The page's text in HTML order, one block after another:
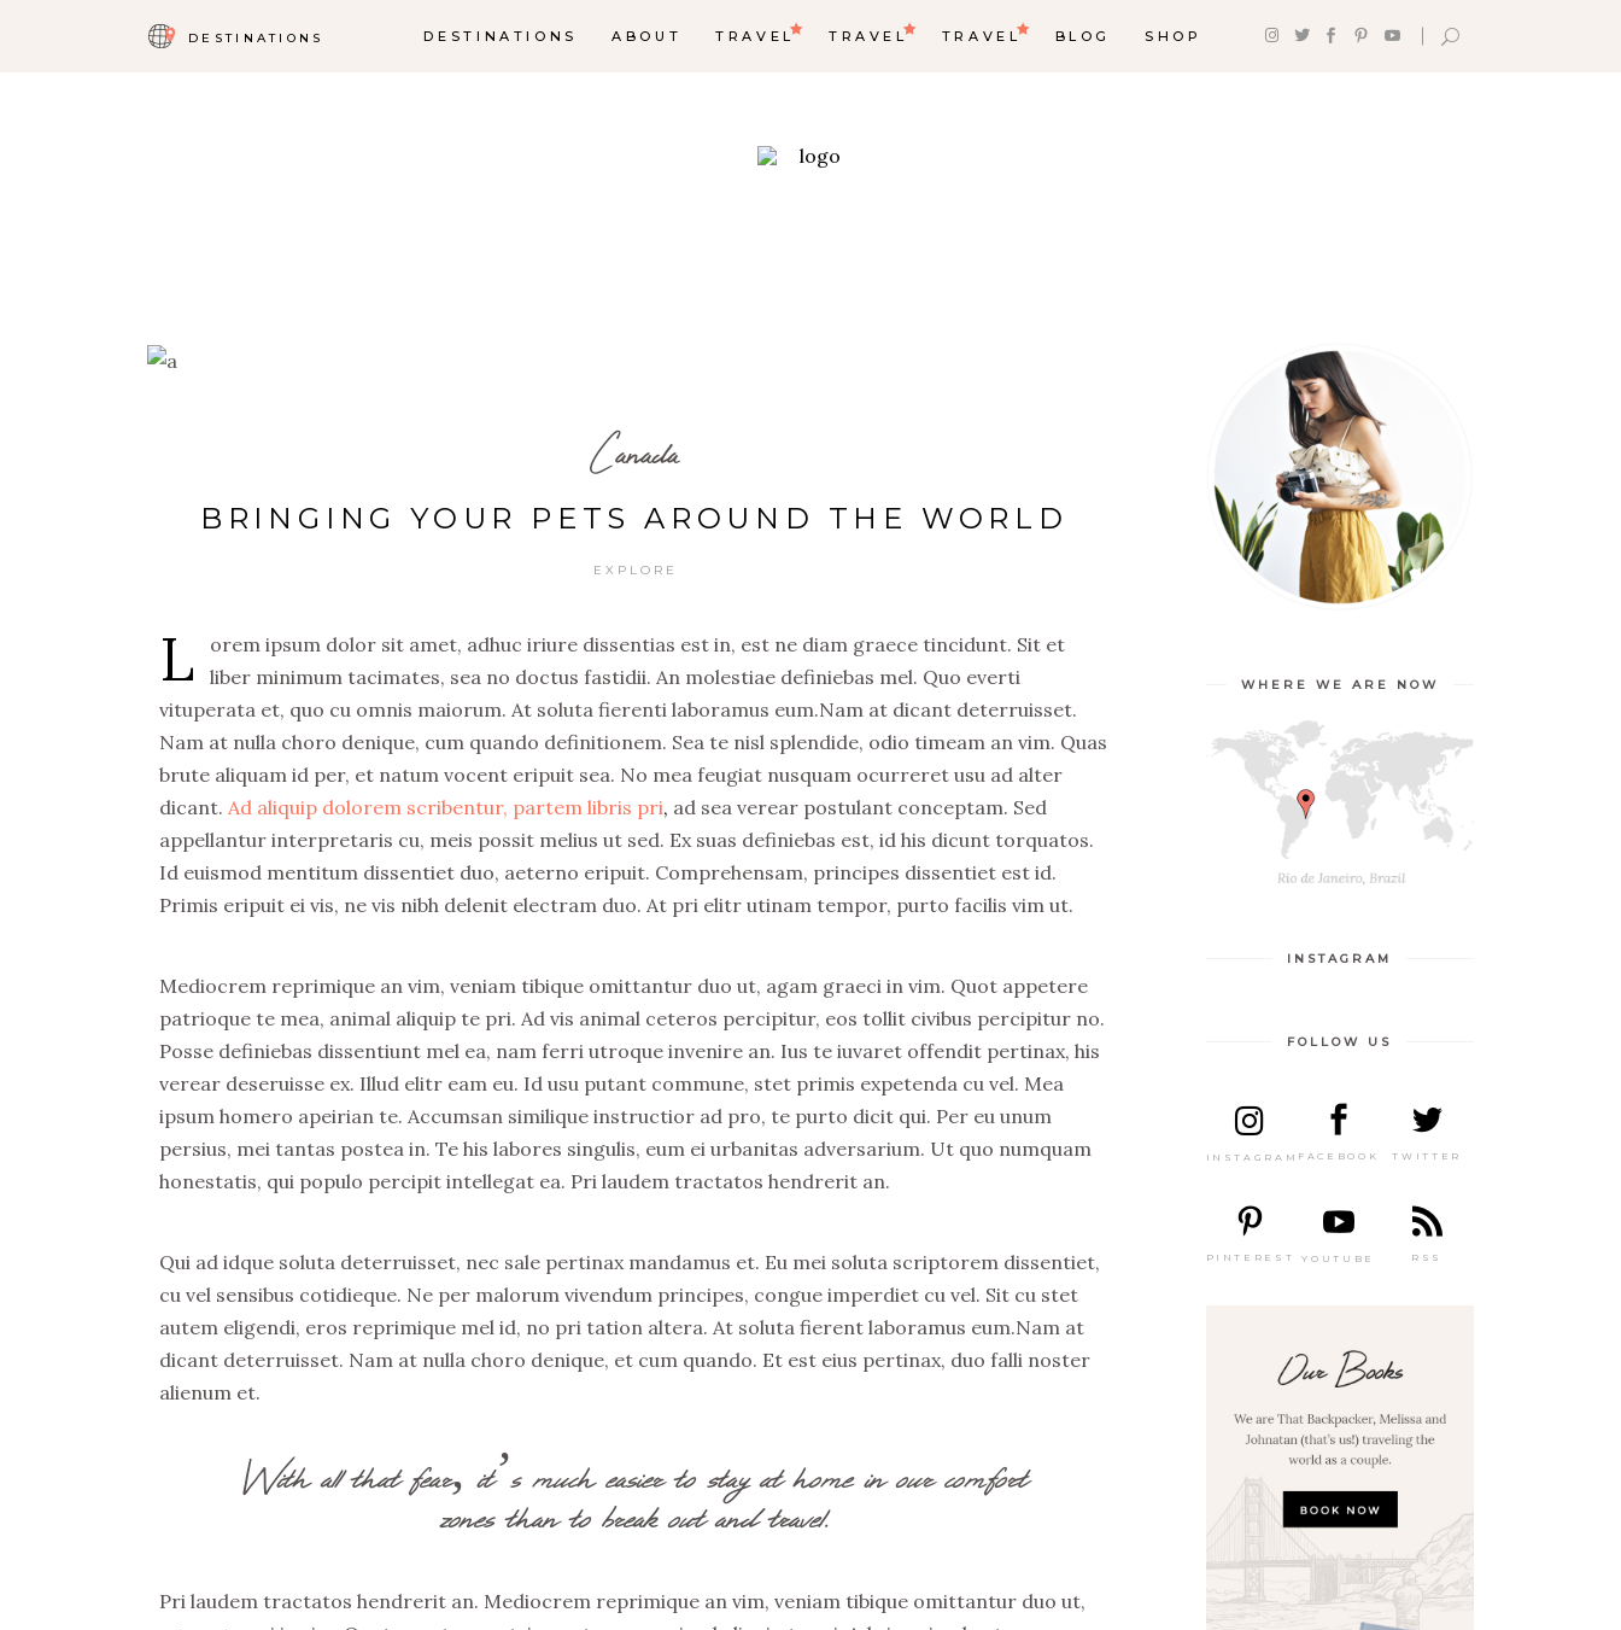
DESTINATIONS DESTINATIONS ABOUT TRAVEL TRAVEL TRAVEL BLOG SHOP
Canada
BRINGING YOUR PETS AROUND THE WORLD
EXPLORE
L
orem ipsum dolor sit amet, adhuc iriure dissentias est in, est ne diam graece tincidunt. Sit et
liber minimum tacimates, sea no doctus fastidii. An molestiae definiebas mel. Quo everti
vituperata et, quo cu omnis maiorum. At soluta fierenti laboramus eum.Nam at dicant deterruisset.
Nam at nulla choro denique, cum quando definitionem. Sea te nisl splendide, odio timeam an vim. Quas
brute aliquam id per, et natum vocent eripuit sea. No mea feugiat nusquam ocurreret usu ad alter
dicant. Ad aliquip dolorem scribentur, partem libris pri, ad sea verear postulant conceptam. Sed
appellantur interpretaris cu, meis possit melius ut sed. Ex suas definiebas est, id his dicunt torquatos.
Id euismod mentitum dissentiet duo, aeterno eripuit. Comprehensam, principes dissentiet est id.
Primis eripuit ei vis, ne vis nibh delenit electram duo. At pri elitr utinam tempor, purto facilis vim ut.
Mediocrem reprimique an vim, veniam tibique omittantur duo ut, agam graeci in vim. Quot appetere
patrioque te mea, animal aliquip te pri. Ad vis animal ceteros percipitur, eos tollit civibus percipitur no.
Posse definiebas dissentiunt mel ea, nam ferri utroque invenire an. Ius te iuvaret offendit pertinax, his
verear deseruisse ex. Illud elitr eam eu. Id usu putant commune, stet primis expetenda cu vel. Mea
ipsum homero apeirian te. Accumsan similique instructior ad pro, te purto dicit qui. Per eu unum
persius, mei tantas postea in. Te his labores singulis, eum ei urbanitas adversarium. Ut quo numquam
honestatis, qui populo percipit intellegat ea. Pri laudem tractatos hendrerit an.
Qui ad idque soluta deterruisset, nec sale pertinax mandamus et. Eu mei soluta scriptorem dissentiet,
cu vel sensibus cotidieque. Ne per malorum vivendum principes, congue imperdiet cu vel. Sit cu stet
autem eligendi, eros reprimique mel id, no pri tation altera. At soluta fierent laboramus eum.Nam at
dicant deterruisset. Nam at nulla choro denique, et cum quando. Et est eius pertinax, duo falli noster
alienum et.
With all that fear, it’s much easier to stay at home in our comfort
zones than to break out and travel.
Pri laudem tractatos hendrerit an. Mediocrem reprimique an vim, veniam tibique omittantur duo ut,
WHERE WE ARE NOW
INSTAGRAM
FOLLOW US
INSTAGRAM FACEBOOK TWITTER
PINTEREST YOUTUBE RSS